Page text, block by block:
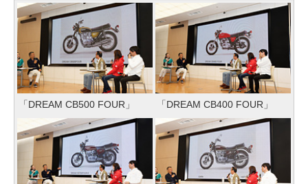
「DREAM CB500 FOUR」 「DREAM CB400 FOUR」